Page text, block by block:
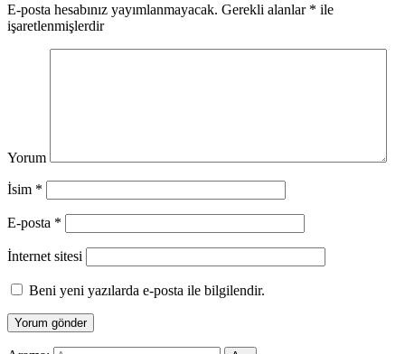
E-posta hesabınız yayımlanmayacak. Gerekli alanlar * ile
işaretlenmişlerdir
Yorum
İsim *
E-posta *
İnternet sitesi
Beni yeni yazılarda e-posta ile bilgilendir.